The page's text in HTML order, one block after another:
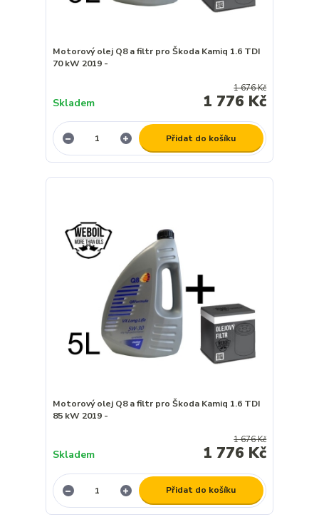
Motorový olej Q8 a filtr pro Škoda Kamiq 1.6 TDI
70 kW 2019 -
1 676 Kč
1 776 Kč
Skladem
Přidat do košíku
Motorový olej Q8 a filtr pro Škoda Kamiq 1.6 TDI
85 kW 2019 -
1 676 Kč
1 776 Kč
Skladem
Přidat do košíku